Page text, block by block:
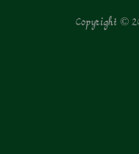
Copyright ©